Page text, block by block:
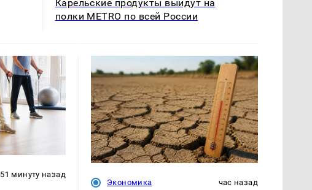
Карельские продукты выйдут на
полки METRO по всей России
51 минуту назад
Экономика час назад